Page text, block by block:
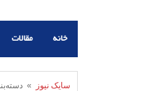
خانه مقالات
سایک نیوز »